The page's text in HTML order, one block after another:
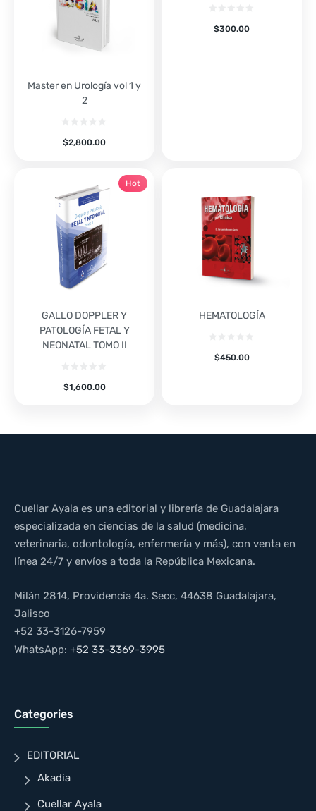
Master en Urología vol 1 y
2
$2,800.00
$300.00
GALLO DOPPLER Y
PATOLOGÍA FETAL Y
NEONATAL TOMO II
$1,600.00
Hot
HEMATOLOGÍA
$450.00
Cuellar Ayala es una editorial y librería de Guadalajara
especializada en ciencias de la salud (medicina,
veterinaria, odontología, enfermería y más), con venta en
línea 24/7 y envíos a toda la República Mexicana.
Milán 2814, Providencia 4a. Secc, 44638 Guadalajara,
Jalisco
+52 33-3126-7959
WhatsApp: +52 33-3369-3995
Categories
EDITORIAL
Akadia
Cuellar Ayala